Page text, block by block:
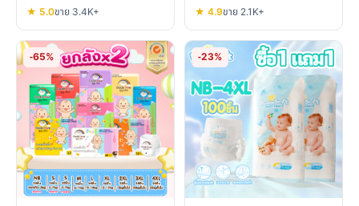
★ 5.0ขาย 3.4K+ ★ 4.9ขาย 2.1K+
-65% -23%